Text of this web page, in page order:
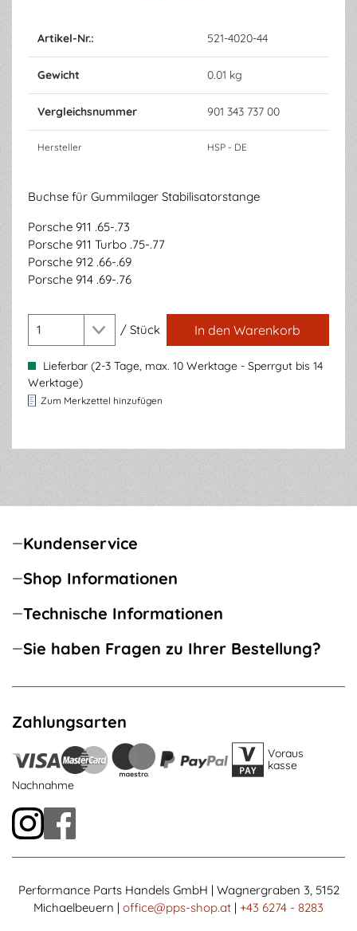
Artikel-Nr.: 521-4020-44
Gewicht 0.01 kg
Vergleichsnummer 901 343 737 00
Hersteller HSP - DE
Buchse für Gummilager Stabilisatorstange
Porsche 911 .65-.73
Porsche 911 Turbo .75-.77
Porsche 912 .66-.69
Porsche 914 .69-.76
/ Stück In den Warenkorb
Lieferbar (2-3 Tage, max. 10 Werktage - Sperrgut bis 14
Werktage)
Zum Merkzettel hinzufügen
Kundenservice
Shop Informationen
Technische Informationen
Sie haben Fragen zu Ihrer Bestellung?
Zahlungsarten
Voraus
kasse
Nachnahme
Performance Parts Handels GmbH | Wagnergraben 3, 5152
Michaelbeuern | office@pps-shop.at | +43 6274 - 8283